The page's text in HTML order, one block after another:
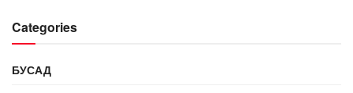
Categories
БУСАД